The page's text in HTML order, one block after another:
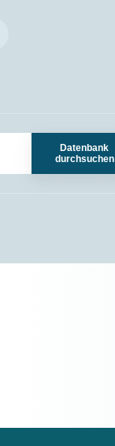
Datenbank
durchsuchen